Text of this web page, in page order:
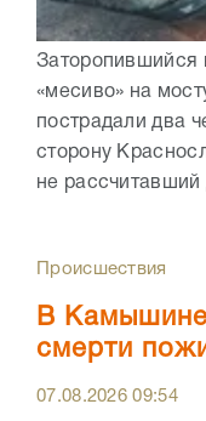
Заторопившийся
«месиво» на
пострадали два
сторону
не рассчитавший
Происшествия
В
смерти
07.08.202609:54